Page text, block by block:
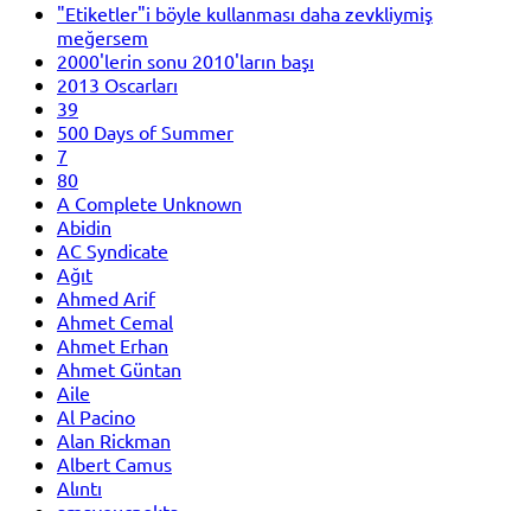
"Etiketler"i böyle kullanması daha zevkliymiş
meğersem
2000'lerin sonu 2010'ların başı
2013 Oscarları
39
500 Days of Summer
7
80
A Complete Unknown
Abidin
AC Syndicate
Ağıt
Ahmed Arif
Ahmet Cemal
Ahmet Erhan
Ahmet Güntan
Aile
Al Pacino
Alan Rickman
Albert Camus
Alıntı